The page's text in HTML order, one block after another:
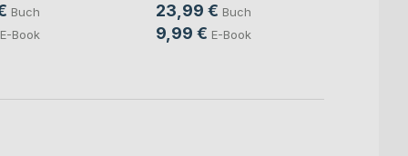
Buch
E-Book
23,99 € Buch
9,99 € E-Book